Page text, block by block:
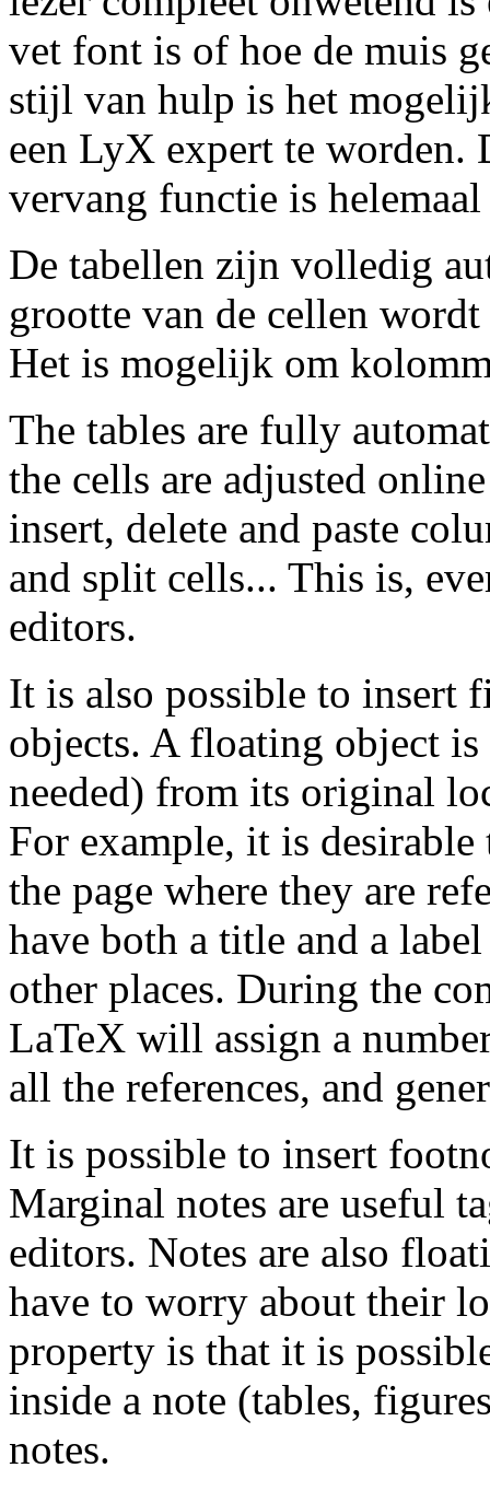
vet font is of hoe de muis
stijl van hulp is het
een LyX expert te worden.
vervang functie is
De tabellen zijn volledig
grootte van de cellen
Het is mogelijk om
The tables are fully
the cells are adjusted
insert, delete and paste
and split cells... This is,
editors.
It is also possible to insert
objects. A floating object
needed) from its original
For example, it is
the page where they are
have both a title and a
other places. During the
LaTeX will assign a
all the references, and
It is possible to insert
Marginal notes are useful
editors. Notes are also
have to worry about their
property is that it is
inside a note (tables,
notes.